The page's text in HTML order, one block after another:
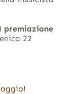
premiazione
22